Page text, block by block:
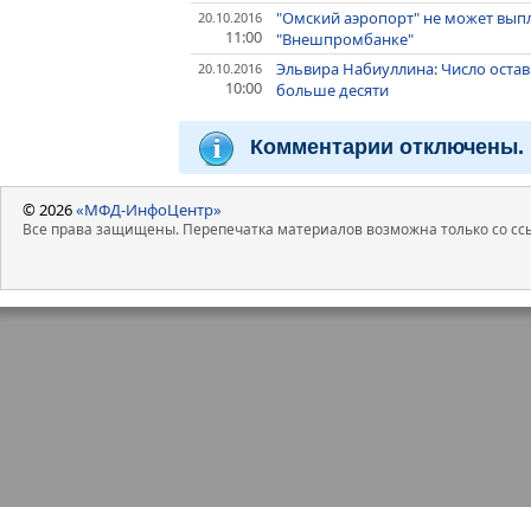
20.10.2016
11:00
"Омский аэропорт" не может
"Внешпромбанке"
20.10.2016
10:00
Эльвира Набиуллина: Число
больше десяти
Комментарии отключены.
© 2026«МФД-ИнфоЦентр»
Все права защищены. Перепечатка материалов возможна только со